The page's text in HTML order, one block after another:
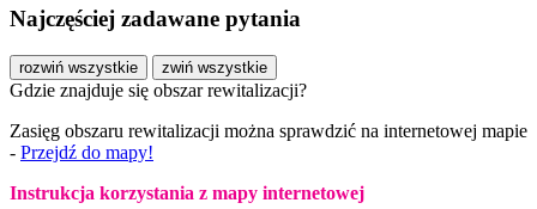
Najczęściej zadawane pytania
rozwiń wszystkie zwiń wszystkie
Gdzie znajduje się obszar rewitalizacji?
Zasięg obszaru rewitalizacji można sprawdzić na internetowej mapie
- Przejdź do mapy!
Instrukcja korzystania z mapy internetowej